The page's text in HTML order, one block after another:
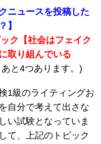
ニュースを投稿した
】
ク【社会はフェイク
取り組んでいる
と4つあります。)
1級のライティングお
自分で考えて出さな
い試験となっていま
て、上記のトピック